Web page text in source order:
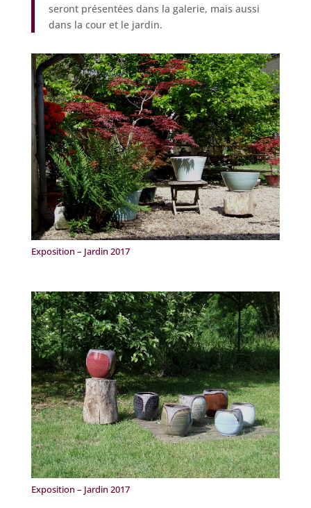
seront présentées dans la galerie, mais aussi
dans la cour et le jardin.
Exposition – Jardin 2017
Exposition – Jardin 2017